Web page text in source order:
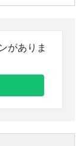
がありま